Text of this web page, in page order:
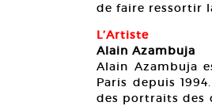
de faire ressortir
L’Artiste
Alain Azambuja
Alain Azambuja
Paris depuis
des portraits des